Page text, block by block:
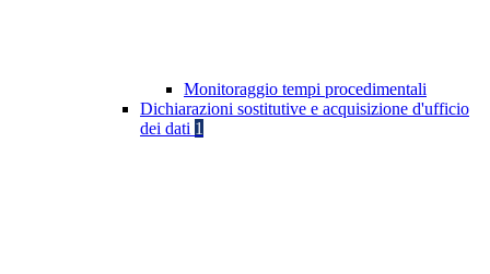
Monitoraggio tempi procedimentali
Dichiarazioni sostitutive e acquisizione d'ufficio
dei dati 1